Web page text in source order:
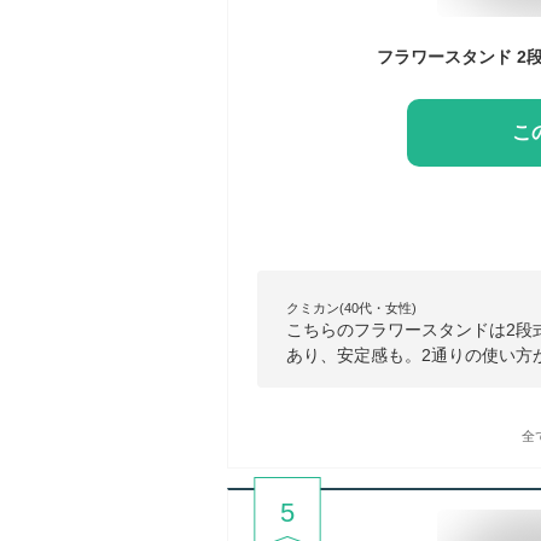
こ
クミカン(40代・女性)
こちらのフラワースタンドは2
あり、安定感も。2通りの使い方
全
5